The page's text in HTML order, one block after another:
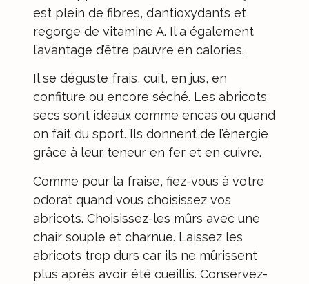
est plein de fibres, d’antioxydants et
regorge de vitamine A. Il a également
l’avantage d’être pauvre en calories.
Il se déguste frais, cuit, en jus, en
confiture ou encore séché. Les abricots
secs sont idéaux comme encas ou quand
on fait du sport. Ils donnent de l’énergie
grâce à leur teneur en fer et en cuivre.
Comme pour la fraise, fiez-vous à votre
odorat quand vous choisissez vos
abricots. Choisissez-les mûrs avec une
chair souple et charnue. Laissez les
abricots trop durs car ils ne mûrissent
plus après avoir été cueillis. Conservez-